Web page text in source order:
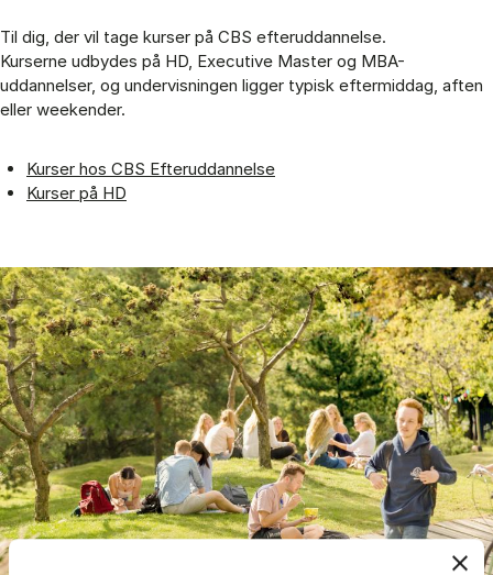
Til dig, der vil tage kurser på CBS efteruddannelse.
Kurserne udbydes på HD, Executive Master og MBA-
uddannelser, og undervisningen ligger typisk eftermiddag, aften
eller weekender.
Kurser hos CBS Efteruddannelse
Kurser på HD